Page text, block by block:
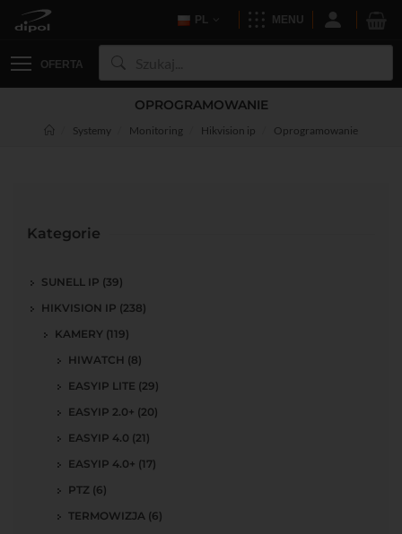
PL MENU
OFERTA
OPROGRAMOWANIE
Systemy Monitoring Hikvision ip Oprogramowanie
Kategorie
SUNELL IP (39)
HIKVISION IP (238)
KAMERY (119)
HIWATCH (8)
EASYIP LITE (29)
EASYIP 2.0+ (20)
EASYIP 4.0 (21)
EASYIP 4.0+ (17)
PTZ (6)
TERMOWIZJA (6)